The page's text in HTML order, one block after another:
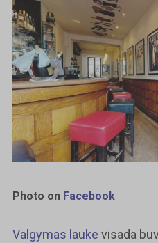
Photo on Facebook
Valgymas lauke visada